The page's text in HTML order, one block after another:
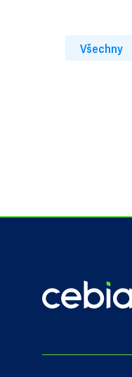
Všechny